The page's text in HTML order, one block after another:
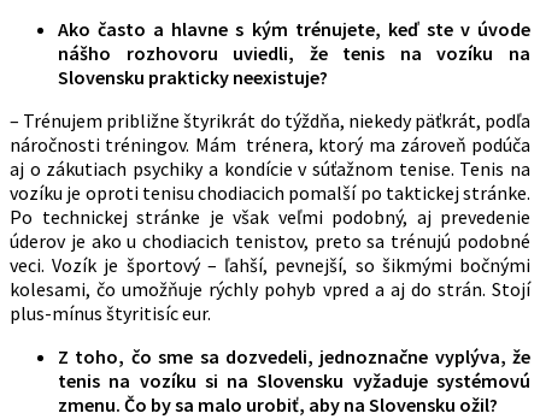
Ako často a hlavne s kým trénujete, keď ste v úvode
nášho rozhovoru uviedli, že tenis na vozíku na
Slovensku prakticky neexistuje?
– Trénujem približne štyrikrát do týždňa, niekedy päťkrát, podľa
náročnosti tréningov. Mám trénera, ktorý ma zároveň podúča
aj o zákutiach psychiky a kondície v súťažnom tenise. Tenis na
vozíku je oproti tenisu chodiacich pomalší po taktickej stránke.
Po technickej stránke je však veľmi podobný, aj prevedenie
úderov je ako u chodiacich tenistov, preto sa trénujú podobné
veci. Vozík je športový – ľahší, pevnejší, so šikmými bočnými
kolesami, čo umožňuje rýchly pohyb vpred a aj do strán. Stojí
plus-mínus štyritisíc eur.
Z toho, čo sme sa dozvedeli, jednoznačne vyplýva, že
tenis na vozíku si na Slovensku vyžaduje systémovú
zmenu. Čo by sa malo urobiť, aby na Slovensku ožil?